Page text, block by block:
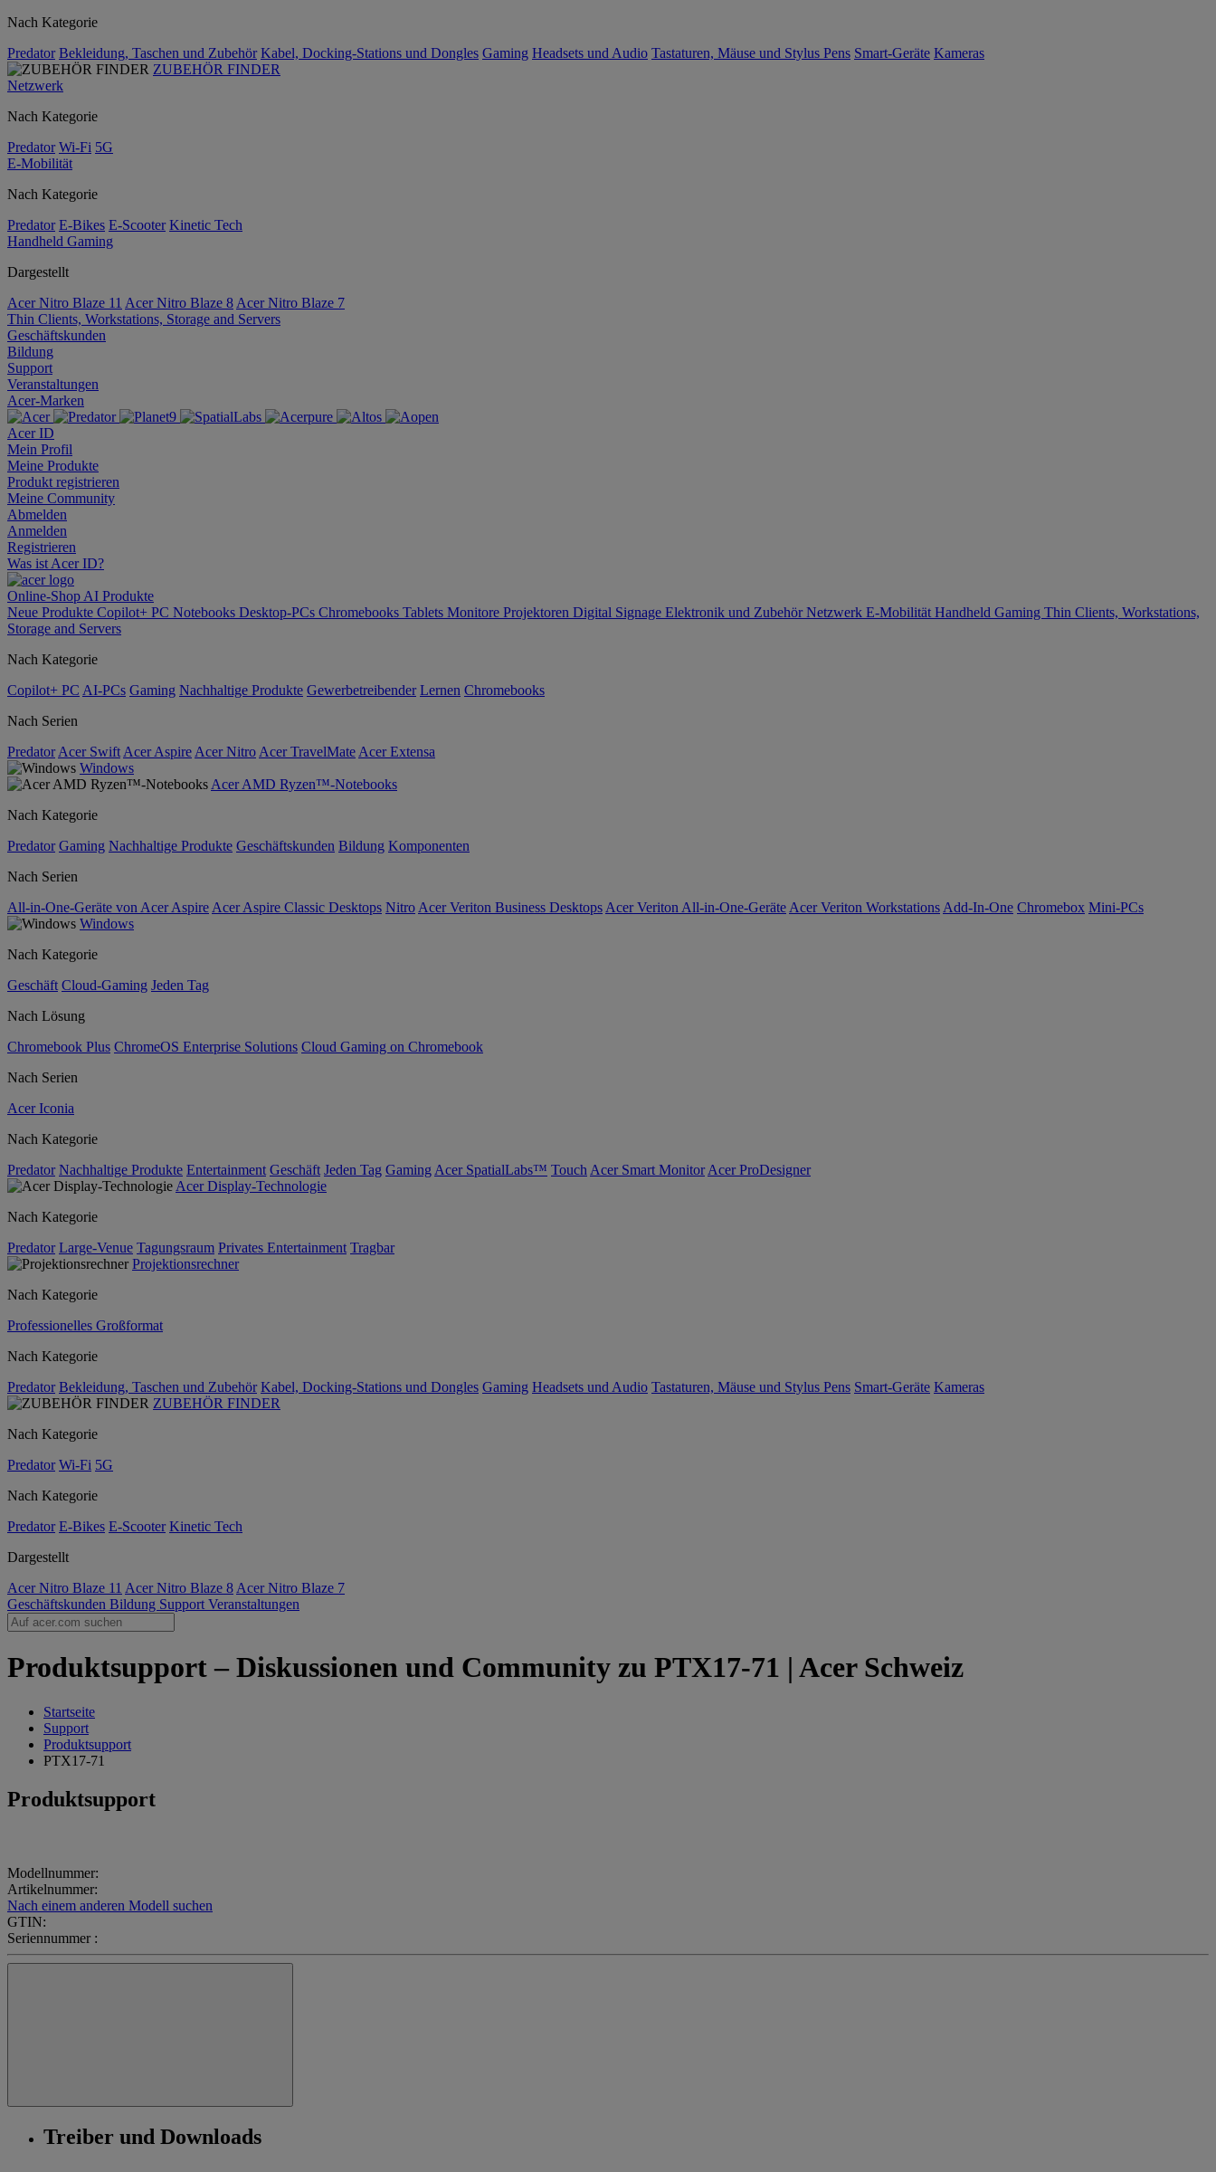
Nach Kategorie
Predator Bekleidung, Taschen und Zubehör Kabel, Docking-Stations und Dongles Gaming Headsets und Audio Tastaturen, Mäuse und Stylus Pens Smart-Geräte Kameras
ZUBEHÖR FINDER
Netzwerk
Nach Kategorie
Predator Wi-Fi 5G
E-Mobilität
Nach Kategorie
Predator E-Bikes E-Scooter Kinetic Tech
Handheld Gaming
Dargestellt
Acer Nitro Blaze 11 Acer Nitro Blaze 8 Acer Nitro Blaze 7
Thin Clients, Workstations, Storage and Servers
Geschäftskunden
Bildung
Support
Veranstaltungen
Acer-Marken
Acer ID
Mein Profil
Meine Produkte
Produkt registrieren
Meine Community
Abmelden
Anmelden
Registrieren
Was ist Acer ID?
Online-Shop AI Produkte
Neue Produkte Copilot+ PC Notebooks Desktop-PCs Chromebooks Tablets Monitore Projektoren Digital Signage Elektronik und ZubehörNetzwerk E-Mobilität Handheld Gaming Thin Clients, Workstations,
Storage and Servers
Nach Kategorie
Copilot+ PC AI-PCs Gaming Nachhaltige Produkte Gewerbetreibender Lernen Chromebooks
Nach Serien
Predator Acer Swift Acer Aspire Acer Nitro Acer TravelMate Acer Extensa
Windows
Acer AMD Ryzen™-Notebooks
Nach Kategorie
Predator Gaming Nachhaltige Produkte Geschäftskunden Bildung Komponenten
Nach Serien
All-in-One-Geräte von Acer Aspire Acer Aspire Classic Desktops Nitro Acer Veriton Business Desktops Acer Veriton All-in-One-Geräte Acer Veriton Workstations Add-In-One Chromebox Mini-PCs
Windows
Nach Kategorie
Geschäft Cloud-Gaming Jeden Tag
Nach Lösung
Chromebook Plus ChromeOS Enterprise Solutions Cloud Gaming on Chromebook
Nach Serien
Acer Iconia
Nach Kategorie
Predator Nachhaltige Produkte Entertainment Geschäft Jeden Tag Gaming Acer SpatialLabs™ Touch Acer Smart Monitor Acer ProDesigner
Acer Display-Technologie
Nach Kategorie
Predator Large-Venue Tagungsraum Privates Entertainment Tragbar
Projektionsrechner
Nach Kategorie
Professionelles Großformat
Nach Kategorie
Predator Bekleidung, Taschen und Zubehör Kabel, Docking-Stations und Dongles Gaming Headsets und Audio Tastaturen, Mäuse und Stylus Pens Smart-Geräte Kameras
ZUBEHÖR FINDER
Nach Kategorie
Predator Wi-Fi 5G
Nach Kategorie
Predator E-Bikes E-Scooter Kinetic Tech
Dargestellt
Acer Nitro Blaze 11 Acer Nitro Blaze 8 Acer Nitro Blaze 7
Geschäftskunden Bildung Support Veranstaltungen
Produktsupport – Diskussionen und Community zu PTX17-71 | Acer Schweiz
Startseite
Support
Produktsupport
PTX17-71
Produktsupport
Modellnummer:
Artikelnummer:
Nach einem anderen Modell suchen
GTIN:
Seriennummer :
Treiber und Downloads